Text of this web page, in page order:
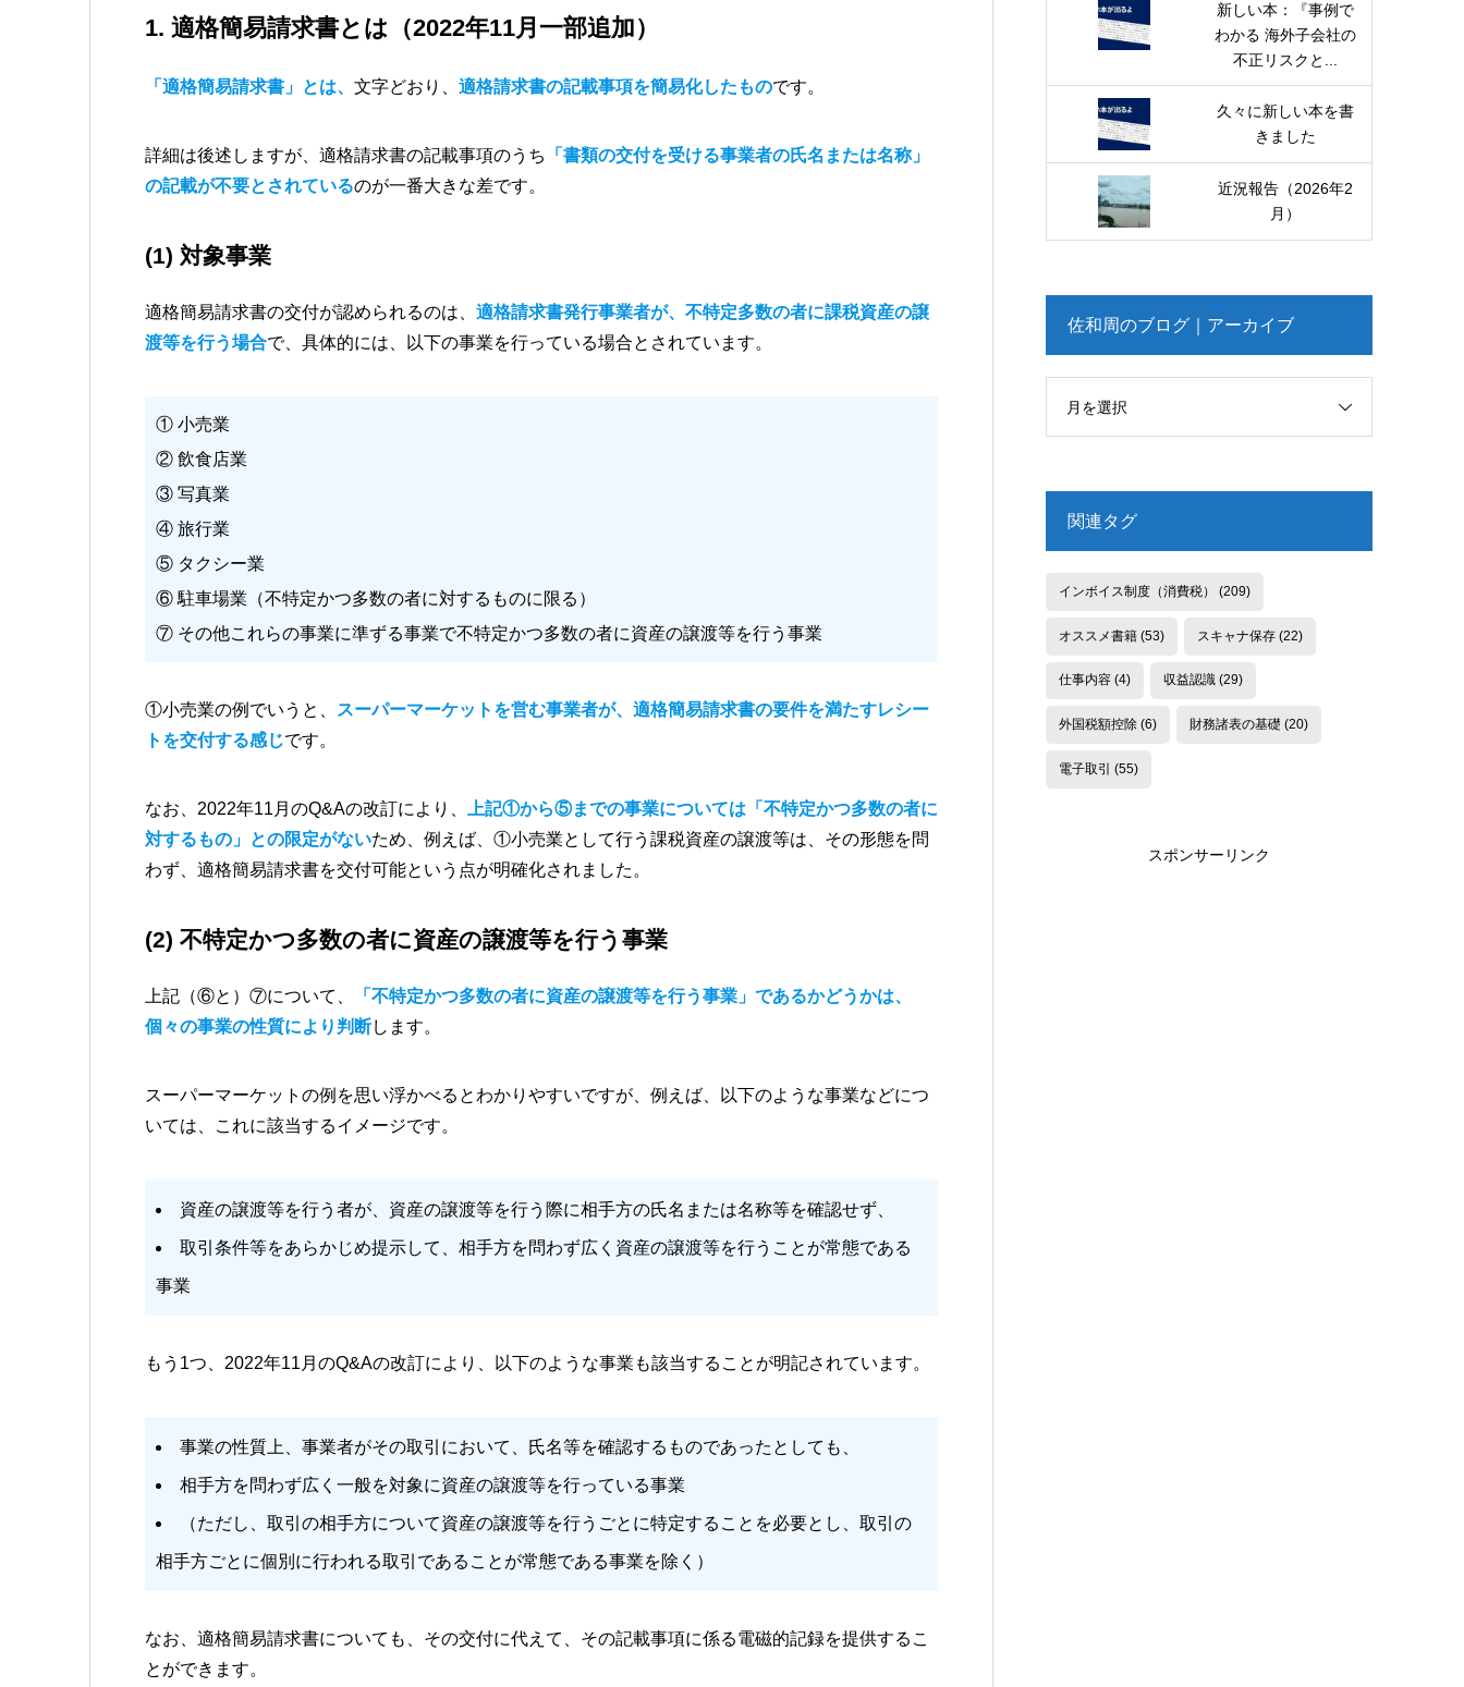
1. 適格簡易請求書とは（2022年11月一部追加）
「適格簡易請求書」とは、 文字どおり、 適格請求書の記載事項を簡易化したものです。
詳細は後述しますが、適格請求書の記載事項のうち
「書類の交付を受ける事業者の氏名または名称」
の記載が不要とされているのが一番大きな差です。
(1) 対象事業
適格簡易請求書の交付が認められるのは、 適格請求書発行事業者が、不特定多数の者に課税資産の譲
渡等を行う場合で、具体的には、以下の事業を行っている場合とされています。
① 小売業
② 飲食店業
③ 写真業
④ 旅行業
⑤ タクシー業
⑥ 駐車場業（不特定かつ多数の者に対するものに限る）
⑦ その他これらの事業に準ずる事業で不特定かつ多数の者に資産の譲渡等を行う事業
①小売業の例でいうと、
スーパーマーケットを営む事業者が、適格簡易請求書の要件を満たすレシー
トを交付する感じです。
なお、2022年11月のQ&Aの改訂により、
上記①から⑤までの事業については「不特定かつ多数の者に
対するもの」との限定がないため、例えば、①小売業として行う課税資産の譲渡等は、その形態を問
わず、適格簡易請求書を交付可能という点が明確化されました。
(2) 不特定かつ多数の者に資産の譲渡等を行う事業
上記（⑥と）⑦について、
「不特定かつ多数の者に資産の譲渡等を行う事業」であるかどうかは、
個々の事業の性質により判断します。
スーパーマーケットの例を思い浮かべるとわかりやすいですが、例えば、以下のような事業などにつ
いては、これに該当するイメージです。
資産の譲渡等を行う者が、資産の譲渡等を行う際に相手方の氏名または名称等を確認せず、
取引条件等をあらかじめ提示して、相手方を問わず広く資産の譲渡等を行うことが常態である
事業
もう1つ、2022年11月のQ&Aの改訂により、以下のような事業も該当することが明記されています。
事業の性質上、事業者がその取引において、氏名等を確認するものであったとしても、
相手方を問わず広く一般を対象に資産の譲渡等を行っている事業
（ただし、取引の相手方について資産の譲渡等を行うごとに特定することを必要とし、取引の
相手方ごとに個別に行われる取引であることが常態である事業を除く）
なお、適格簡易請求書についても、その交付に代えて、その記載事項に係る電磁的記録を提供するこ
とができます。
新しい本：『事例で
わかる 海外子会社の
不正リスクと...
久々に新しい本を書
きました
近況報告（2026年2
月）
佐和周のブログ｜アーカイブ
月を選択
関連タグ
インボイス制度（消費税） (209)
オススメ書籍(53) スキャナ保存(22)
仕事内容(4) 収益認識(29)
外国税額控除(6) 財務諸表の基礎 (20)
電子取引 (55)
スポンサーリンク